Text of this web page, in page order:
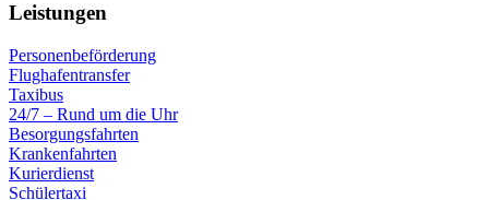
Leistungen
Personenbeförderung
Flughafentransfer
Taxibus
24/7 – Rund um die Uhr
Besorgungsfahrten
Krankenfahrten
Kurierdienst
Schülertaxi